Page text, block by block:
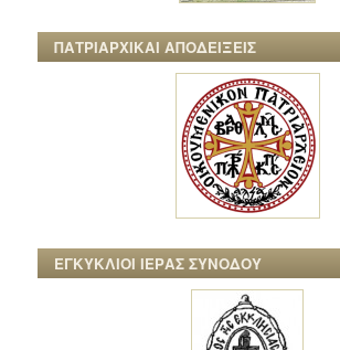
ΠΑΤΡΙΑΡΧΙΚΑΙ ΑΠΟΔΕΙΞΕΙΣ
ΕΓΚΥΚΛΙΟΙ ΙΕΡΑΣ ΣΥΝΟΔΟΥ